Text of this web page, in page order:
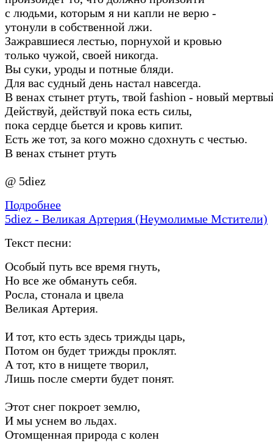
с людьми, которым я ни капли не верю -
утонули в собственной лжи.
Зажравшиеся лестью, порнухой и кровью
только чужой, своей никогда.
Вы суки, уроды и потные бляди.
Для вас судный день настал навсегда.
В венах стынет ртуть, твой fashion - новый
Действуй, действуй пока есть силы,
пока сердце бьется и кровь кипит.
Есть же тот, за кого можно сдохнуть с честью.
В венах стынет ртуть
@ 5diez
Подробнее
5diez - Великая Артерия (Неумолимые Мстители)
Текст песни:
Особый путь все время гнуть,
Но все же обмануть себя.
Росла, стонала и цвела
Великая Артерия.
И тот, кто есть здесь трижды царь,
Потом он будет трижды проклят.
А тот, кто в нищете творил,
Лишь после смерти будет понят.
Этот снег покроет землю,
И мы уснем во льдах.
Отомщенная природа с колен